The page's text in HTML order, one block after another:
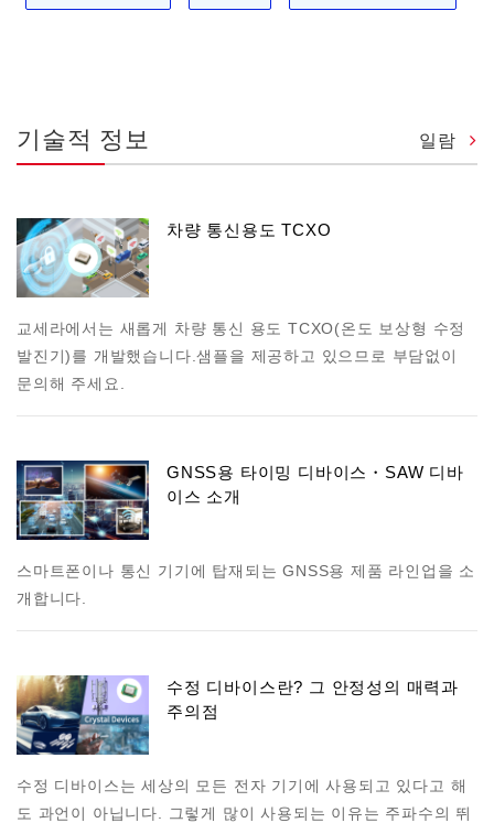
기술적 정보 일람
차량 통신용도 TCXO
교세라에서는 새롭게 차량 통신 용도 TCXO(온도 보상형 수정
발진기)를 개발했습니다.샘플을 제공하고 있으므로 부담없이
문의해 주세요.
GNSS용 타이밍 디바이스・SAW 디바
이스 소개
스마트폰이나 통신 기기에 탑재되는 GNSS용 제품 라인업을 소
개합니다.
수정 디바이스란? 그 안정성의 매력과
주의점
수정 디바이스는 세상의 모든 전자 기기에 사용되고 있다고 해
도 과언이 아닙니다. 그렇게 많이 사용되는 이유는 주파수의 뛰